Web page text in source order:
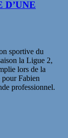
D’UNE
sportive du
la Ligue 2,
lors de la
pour Fabien
professionnel.